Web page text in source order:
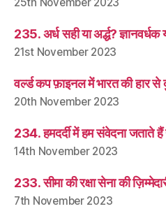
235. अर्ध सही या अर्द्ध? ज्ञानवर्धक
21st November 2023
वर्ल्ड कप फ़ाइनल में भारत की हार
20th November 2023
234. हमदर्दी में हम संवेदना जताते हैं
14th November 2023
233. सीमा की रक्षा सेना की
7th November 2023